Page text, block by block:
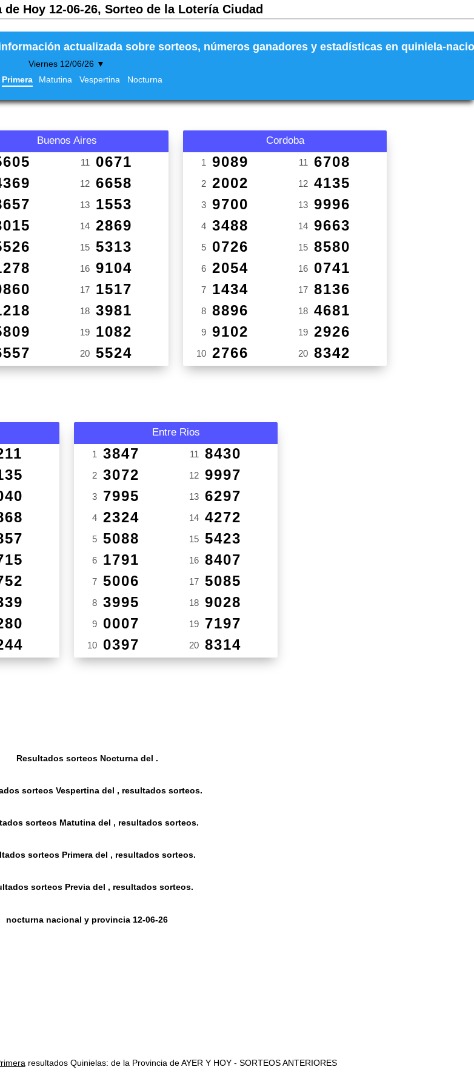
Hoy 12-06-26, Sorteo de la Lotería Ciudad
actualizada sobre sorteos, números ganadores y estadísticas en quiniela-
Viernes 12/06/26 ▼
Primera Matutina Vespertina Nocturna
Buenos Aires
11 0671
12 6658
13 1553
14 2869
15 5313
16 9104
17 1517
18 3981
19 1082
20 5524
Cordoba
1 9089
2 2002
3 9700
4 3488
5 0726
6 2054
7 1434
8 8896
9 9102
10 2766
11 6708
12 4135
13 9996
14 9663
15 8580
16 0741
17 8136
18 4681
19 2926
20 8342
Entre Rios
1 3847
2 3072
3 7995
4 2324
5 5088
6 1791
7 5006
8 3995
9 0007
10 0397
11 8430
12 9997
13 6297
14 4272
15 5423
16 8407
17 5085
18 9028
19 7197
20 8314
Resultados sorteos Nocturna del .
sorteos Vespertina del , resultados sorteos.
sorteos Matutina del , resultados sorteos.
sorteos Primera del , resultados sorteos.
sorteos Previa del , resultados sorteos.
nocturna nacional y provincia 12-06-26
resultados Quinielas: de la Provincia de AYER Y HOY - SORTEOS ANTERIORES